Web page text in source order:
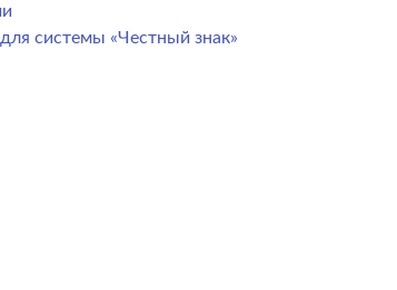
системы «Честный знак»